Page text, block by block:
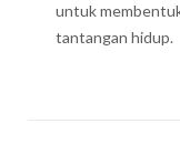
untuk
tantangan hidup.